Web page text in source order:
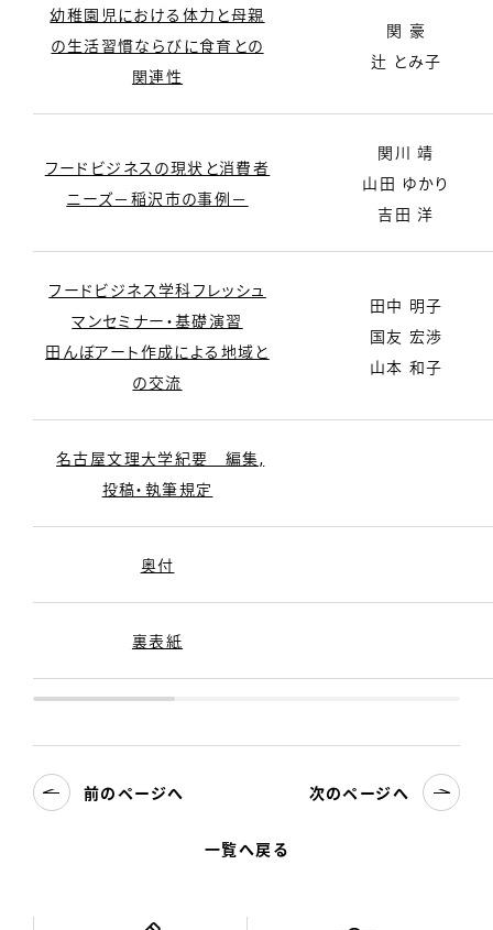
幼稚園児における体力と母親
の生活習慣ならびに食育との
関連性
関 豪
辻 とみ子
フードビジネスの現状と消費者
ニーズ－稲沢市の事例－
関川 靖
山田 ゆかり
吉田 洋
フードビジネス学科フレッシュ
マンセミナー・基礎演習
田んぼアート作成による地域と
の交流
田中 明子
国友 宏渉
山本 和子
名古屋文理大学紀要 編集,
投稿・執筆規定
奥付
裏表紙
一覧へ戻る
前のページへ 次のページへ